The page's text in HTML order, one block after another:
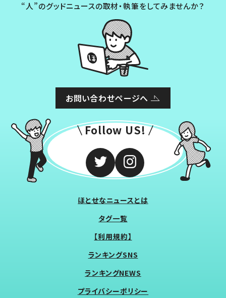
“人”のグッドニュースの取材・執筆をしてみませんか？
お問い合わせページへ
Follow US!
ほとせなニュースとは
タグ一覧
【利用規約】
ランキングSNS
ランキングNEWS
プライバシーポリシー